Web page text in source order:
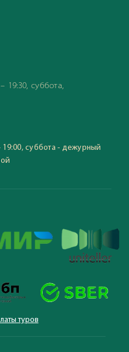
19:30, суббота,
суббота - дежурный
туров